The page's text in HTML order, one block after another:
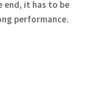
end, it has to be
performance.